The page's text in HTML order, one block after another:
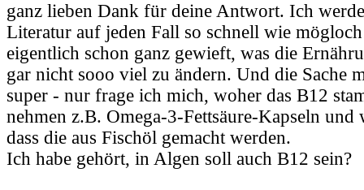
ganz lieben Dank für deine Antwort. Ich
Literatur auf jeden Fall so schnell wie
eigentlich schon ganz gewieft, was die
gar nicht sooo viel zu ändern. Und die Sache
super - nur frage ich mich, woher das B12
nehmen z.B. Omega-3-Fettsäure-Kapseln und
dass die aus Fischöl gemacht werden.
Ich habe gehört, in Algen soll auch B12 sein?